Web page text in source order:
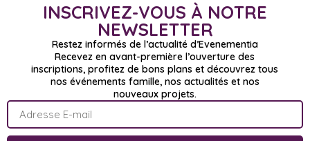
INSCRIVEZ-VOUS À NOTRE
NEWSLETTER
Restez informés de l’actualité d’Evenementia
Recevez en avant-première l’ouverture des
inscriptions, profitez de bons plans et découvrez tous
nos événements famille, nos actualités et nos
nouveaux projets.